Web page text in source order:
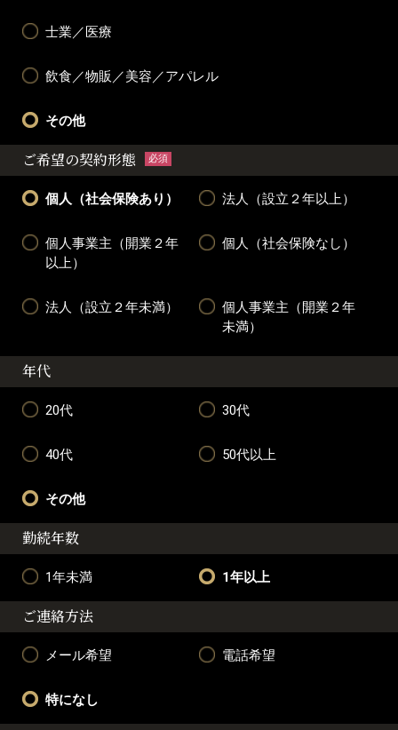
士業／医療
飲食／物販／美容／アパレル
その他
ご希望の契約形態 必須
個人（社会保険あり） 法人（設立２年以上）
個人事業主（開業２年
以上）
個人（社会保険なし）
法人（設立２年未満）
個人事業主（開業２年
未満）
年代
20代 30代
40代 50代以上
その他
勤続年数
1年未満 1年以上
ご連絡方法
メール希望 電話希望
特になし